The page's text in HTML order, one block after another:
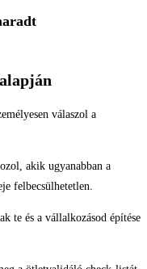
válaszol a
akik ugyanabban a
felbecsülhetetlen.
te és a vállalkozásod építése